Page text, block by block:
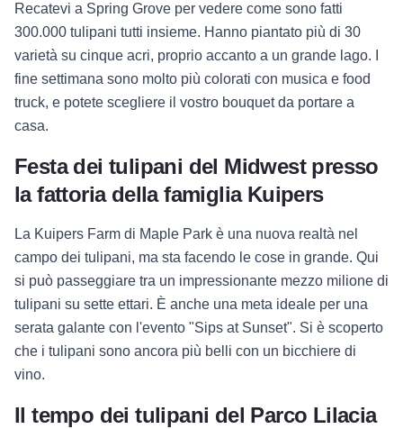
Recatevi a Spring Grove per vedere come sono fatti
300.000 tulipani tutti insieme. Hanno piantato più di 30
varietà su cinque acri, proprio accanto a un grande lago. I
fine settimana sono molto più colorati con musica e food
truck, e potete scegliere il vostro bouquet da portare a
casa.
Festa dei tulipani del Midwest presso
la fattoria della famiglia Kuipers
La Kuipers Farm di Maple Park è una nuova realtà nel
campo dei tulipani, ma sta facendo le cose in grande. Qui
si può passeggiare tra un impressionante mezzo milione di
tulipani su sette ettari. È anche una meta ideale per una
serata galante con l'evento "Sips at Sunset". Si è scoperto
che i tulipani sono ancora più belli con un bicchiere di
vino.
Il tempo dei tulipani del Parco Lilacia